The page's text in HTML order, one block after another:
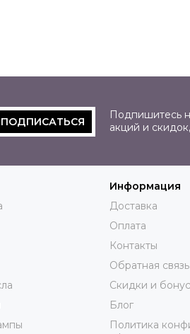
ПОДПИСАТЬСЯ
Подпишитесь
акций и
Информация
Доставка
Оплата
Контакты
Обратная связь
Скидки и
Блог
Политика